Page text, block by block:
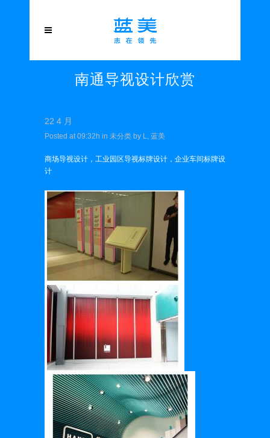
南通导视设计欣赏
22 4 月
Posted at 09:32h in 未分类 by L, 蓝美
商场导视设计，工业园区导视标牌设计，企业车间标牌设
计